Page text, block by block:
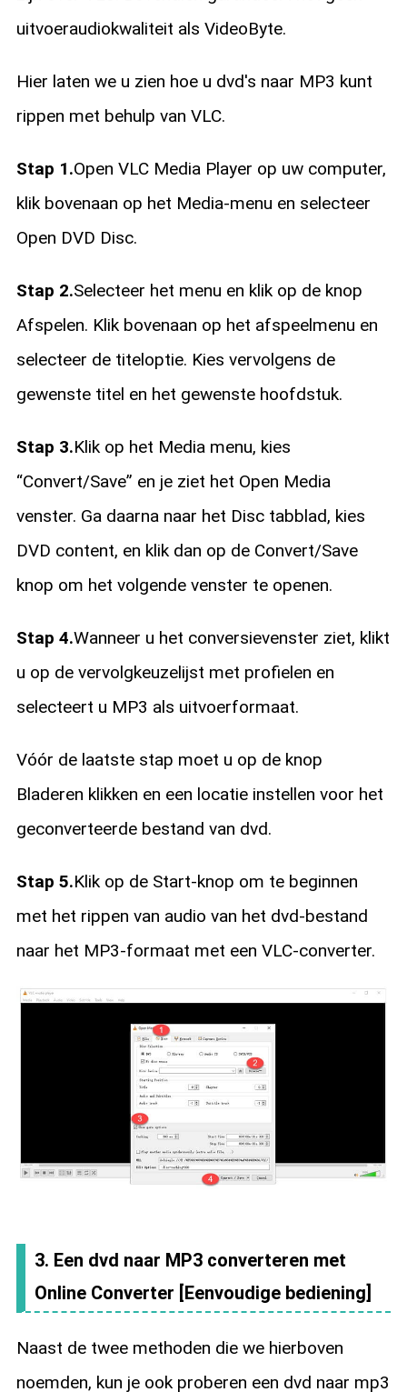
uitvoeraudiokwaliteit als VideoByte.
Hier laten we u zien hoe u dvd's naar MP3 kunt
rippen met behulp van VLC.
Stap 1.Open VLC Media Player op uw computer,
klik bovenaan op het Media-menu en selecteer
Open DVD Disc.
Stap 2.Selecteer het menu en klik op de knop
Afspelen. Klik bovenaan op het afspeelmenu en
selecteer de titeloptie. Kies vervolgens de
gewenste titel en het gewenste hoofdstuk.
Stap 3.Klik op het Media menu, kies
“Convert/Save” en je ziet het Open Media
venster. Ga daarna naar het Disc tabblad, kies
DVD content, en klik dan op de Convert/Save
knop om het volgende venster te openen.
Stap 4.Wanneer u het conversievenster ziet, klikt
u op de vervolgkeuzelijst met profielen en
selecteert u MP3 als uitvoerformaat.
Vóór de laatste stap moet u op de knop
Bladeren klikken en een locatie instellen voor het
geconverteerde bestand van dvd.
Stap 5.Klik op de Start-knop om te beginnen
met het rippen van audio van het dvd-bestand
naar het MP3-formaat met een VLC-converter.
3. Een dvd naar MP3 converteren met
Online Converter [Eenvoudige bediening]
Naast de twee methoden die we hierboven
noemden, kun je ook proberen een dvd naar mp3